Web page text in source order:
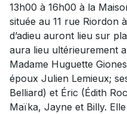
13h00 à 16h00 à la
située au 11 rue Riordon
d’adieu auront lieu sur
aura lieu ultérieurement
Madame Huguette
époux Julien Lemieux;
Belliard) et Éric (Édith
Maïka, Jayne et Billy.